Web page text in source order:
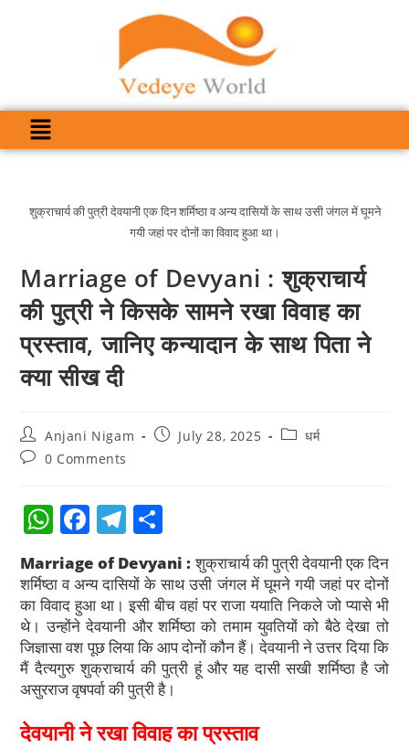
शुक्राचार्य की पुत्री देवयानी एक दिन शर्मिष्ठा व अन्य दासियों के साथ उसी जंगल में घूमने
गयी जहां पर दोनों का विवाद हुआ था।
Marriage of Devyani : शुक्राचार्य
की पुत्री ने किसके सामने रखा विवाह का
प्रस्ताव, जानिए कन्यादान के साथ पिता ने
क्या सीख दी
Anjani Nigam July 28, 2025
धर्म
0 Comments
W
h
at
s
A
p
p
F
c
e
b
o
o
k
T
el
e
gr
a
m
h
ar
e
Marriage of Devyani :शुक्राचार्य की पुत्री देवयानी एक दिन
शर्मिष्ठा व अन्य दासियों के साथ उसी जंगल में घूमने गयी जहां पर दोनों
का विवाद हुआ था। इसी बीच वहां पर राजा ययाति निकले जो प्यासे भी
थे। उन्होंने देवयानी और शर्मिष्ठा को तमाम युवतियों को बैठे देखा तो
जिज्ञासा वश पूछ लिया कि आप दोनों कौन हैं। देवयानी ने उत्तर दिया कि
मैं दैत्यगुरु शुक्राचार्य की पुत्री हूं और यह दासी सखी शर्मिष्ठा है जो
असुरराज वृषपर्वा की पुत्री है।
देवयानी ने रखा विवाह का प्रस्ताव